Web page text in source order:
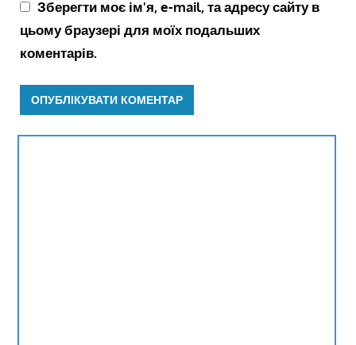
Зберегти моє ім'я, e-mail, та адресу сайту в
цьому браузері для моїх подальших
коментарів.